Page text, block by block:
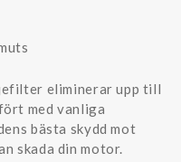
eliminerar upp till
med vanliga
bästa skydd mot
skada din motor.